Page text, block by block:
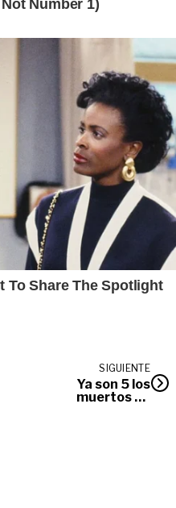
SIGUIENTE
Ya son 5 los
muertos en